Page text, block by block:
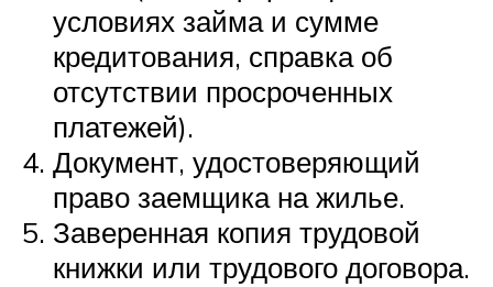
условиях займа и сумме
кредитования, справка об
отсутствии просроченных
платежей).
Документ, удостоверяющий
право заемщика на жилье.
Заверенная копия трудовой
книжки или трудового договора.